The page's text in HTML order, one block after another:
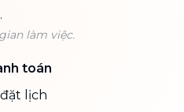
làm việc.
toán
lịch